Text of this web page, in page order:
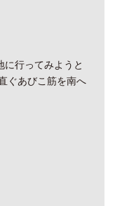
に行ってみようと
ぐあびこ筋を南へ